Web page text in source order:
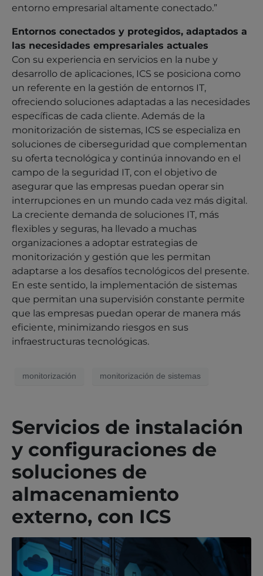
entorno empresarial altamente conectado.”
Entornos conectados y protegidos, adaptados a
las necesidades empresariales actuales
Con su experiencia en servicios en la nube y
desarrollo de aplicaciones, ICS se posiciona como
un referente en la gestión de entornos IT,
ofreciendo soluciones adaptadas a las necesidades
específicas de cada cliente. Además de la
monitorización de sistemas, ICS se especializa en
soluciones de ciberseguridad que complementan
su oferta tecnológica y continúa innovando en el
campo de la seguridad IT, con el objetivo de
asegurar que las empresas puedan operar sin
interrupciones en un mundo cada vez más digital.
La creciente demanda de soluciones IT, más
flexibles y seguras, ha llevado a muchas
organizaciones a adoptar estrategias de
monitorización y gestión que les permitan
adaptarse a los desafíos tecnológicos del presente.
En este sentido, la implementación de sistemas
que permitan una supervisión constante permite
que las empresas puedan operar de manera más
eficiente, minimizando riesgos en sus
infraestructuras tecnológicas.
monitorización monitorización de sistemas
Servicios de instalación
y configuraciones de
soluciones de
almacenamiento
externo, con ICS